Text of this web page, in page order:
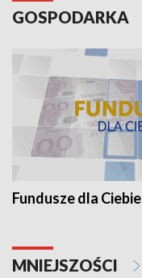
GOSPODARKA
Fundusze dla Ciebie
MNIEJSZOŚCI